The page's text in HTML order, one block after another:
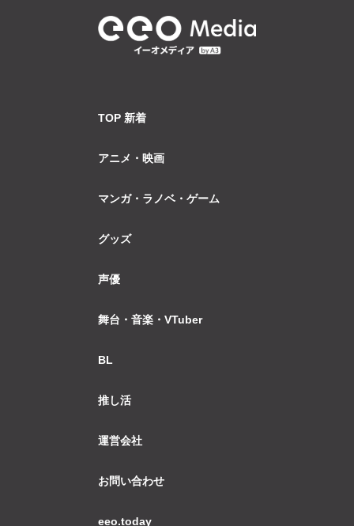
TOP 新着
アニメ・映画
マンガ・ラノベ・ゲーム
グッズ
声優
舞台・音楽・VTuber
BL
推し活
運営会社
お問い合わせ
eeo.today